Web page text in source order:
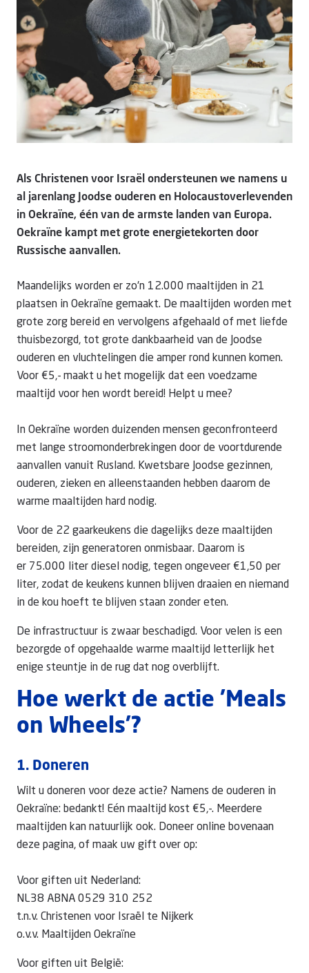
Als Christenen voor Israël ondersteunen we namens u
al jarenlang Joodse ouderen en Holocaustoverlevenden
in Oekraïne, één van de armste landen van Europa.
Oekraïne kampt met grote energietekorten door
Russische aanvallen.
Maandelijks worden er zo'n 12.000 maaltijden in 21
plaatsen in Oekraïne gemaakt. De maaltijden worden met
grote zorg bereid en vervolgens afgehaald of met liefde
thuisbezorgd, tot grote dankbaarheid van de Joodse
ouderen en vluchtelingen die amper rond kunnen komen.
Voor €5,- maakt u het mogelijk dat een voedzame
maaltijd voor hen wordt bereid! Helpt u mee?
In Oekraïne worden duizenden mensen geconfronteerd
met lange stroomonderbrekingen door de voortdurende
aanvallen vanuit Rusland. Kwetsbare Joodse gezinnen,
ouderen, zieken en alleenstaanden hebben daarom de
warme maaltijden hard nodig.
Voor de 22 gaarkeukens die dagelijks deze maaltijden
bereiden, zijn generatoren onmisbaar. Daarom is
er 75.000 liter diesel nodig, tegen ongeveer €1,50 per
liter, zodat de keukens kunnen blijven draaien en niemand
in de kou hoeft te blijven staan zonder eten.
De infrastructuur is zwaar beschadigd. Voor velen is een
bezorgde of opgehaalde warme maaltijd letterlijk het
enige steuntje in de rug dat nog overblijft.
Hoe werkt de actie 'Meals
on Wheels'?
1. Doneren
Wilt u doneren voor deze actie? Namens de ouderen in
Oekraïne: bedankt! Eén maaltijd kost €5,-. Meerdere
maaltijden kan natuurlijk ook. Doneer online bovenaan
deze pagina, of maak uw gift over op:
Voor giften uit Nederland:
NL38 ABNA 0529 310 252
t.n.v. Christenen voor Israël te Nijkerk
o.v.v. Maaltijden Oekraïne
Voor giften uit België: